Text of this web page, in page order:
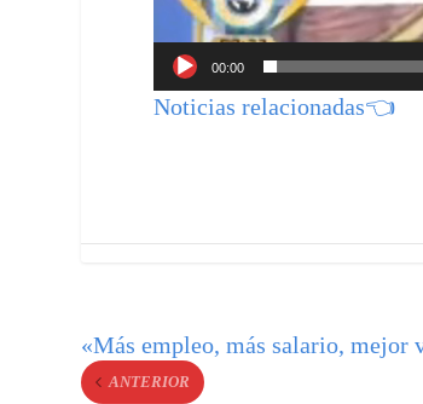
00:00
Noticias relacionadas👈
«Más empleo, más salario, mejor
ANTERIOR